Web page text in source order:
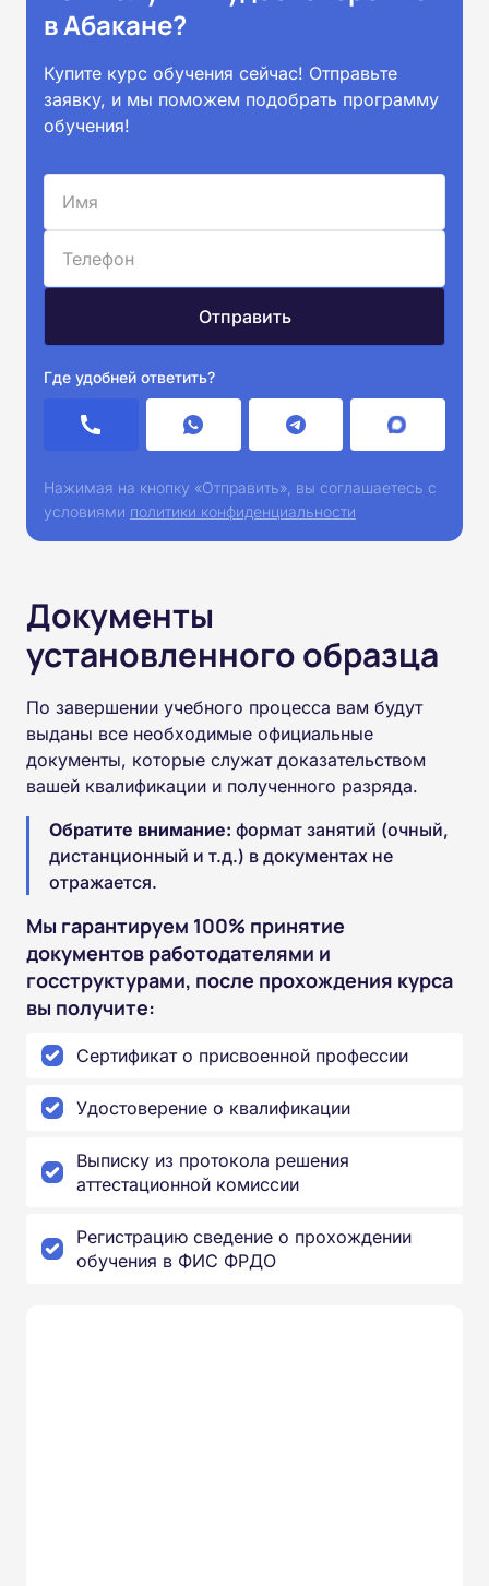
в Абакане?
Купите курс обучения сейчас! Отправьте
заявку, и мы поможем подобрать программу
обучения!
Где удобней ответить?
Нажимая на кнопку «Отправить», вы соглашаетесь с
условиями политики конфиденциальности
Документы
установленного образца
По завершении учебного процесса вам будут
выданы все необходимые официальные
документы, которые служат доказательством
вашей квалификации и полученного разряда.
Обратите внимание: формат занятий (очный,
дистанционный и т.д.) в документах не
отражается.
Мы гарантируем 100% принятие
документов работодателями и
госструктурами, после прохождения курса
вы получите:
Сертификат о присвоенной профессии
Удостоверение о квалификации
Выписку из протокола решения
аттестационной комиссии
Регистрацию сведение о прохождении
обучения в ФИС ФРДО